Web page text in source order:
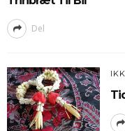
Del